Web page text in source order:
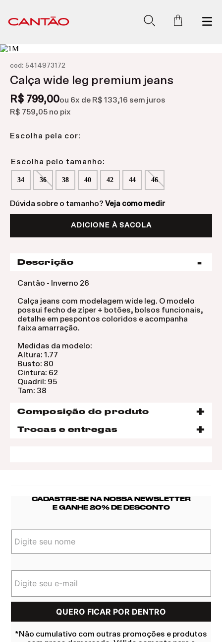
cod : 5414973172
Calça wide leg premium jeans
R$ 799,00ou 6x de R$ 133,16 sem juros
R$ 759,05 no pix
Escolha pela cor:
34 36 38 40 42 44 46
Dúvida sobre o tamanho? Veja como medir
ADICIONE À SACOLA
Descrição
Cantão - Inverno 26
Calça jeans com modelagem wide leg. O modelo
possui fecho de zíper + botões, bolsos funcionais,
detalhe em pespontos coloridos e acompanha
faixa amarração.
Medidas da modelo:
Altura: 1.77
Busto: 80
Cintura: 62
Quadril: 95
Tam: 38
Composição do produto
Trocas e entregas
CADASTRE-SE NA NOSSA NEWSLETTER
E GANHE 20% DE DESCONTO
*Não cumulativo com outras promoções e produtos